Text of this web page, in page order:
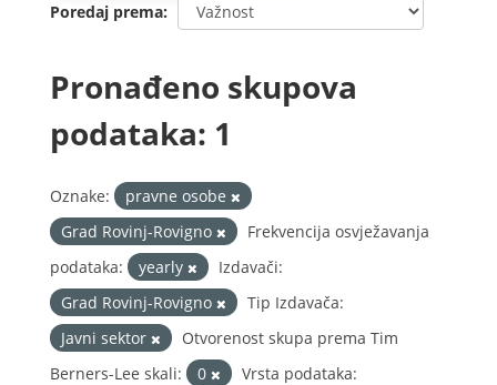
Poredaj prema
Pronađeno skupova
podataka: 1
Oznake:
pravne osobe
Grad Rovinj-Rovigno
Frekvencija osvježavanja
podataka:
yearly
Izdavači:
Grad Rovinj-Rovigno
Tip Izdavača:
Javni sektor
Otvorenost skupa prema Tim
Berners-Lee skali:
0
Vrsta podataka: